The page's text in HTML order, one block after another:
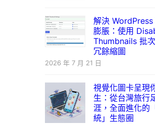
解決 WordPress
膨脹：使用
Thumbnails 批
冗餘縮圖
2026 年 7 月 21 日
視覺化圖卡呈現
生：從台灣旅行
涯，全面進化的
統」生態圈